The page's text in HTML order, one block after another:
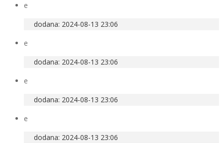
e
dodana: 2024-08-13 23:06
e
dodana: 2024-08-13 23:06
e
dodana: 2024-08-13 23:06
e
dodana: 2024-08-13 23:06